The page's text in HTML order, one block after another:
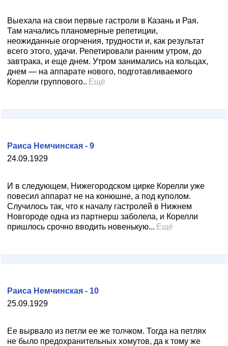
Выехала на свои первые гастроли в Казань и Рая.
Там начались планомерные репетиции,
неожиданные огорчения, трудности и, как результат
всего этого, удачи. Репетировали ранним утром, до
завтрака, и еще днем. Утром занимались на кольцах,
днем — на аппарате нового, подготавливаемого
Корелли группового.. Ещё
24.09.1929
Раиса Немчинская - 9
И в следующем, Нижегородском цирке Корелли уже
повесил аппарат не на конюшне, а под куполом.
Случилось так, что к началу гастролей в Нижнем
Новгороде одна из партнерш заболела, и Корелли
пришлось срочно вводить новенькую... Ещё
25.09.1929
Раиса Немчинская - 10
Ее вырвало из петли ее же толчком. Тогда на петлях
не было предохранительных хомутов, да к тому же